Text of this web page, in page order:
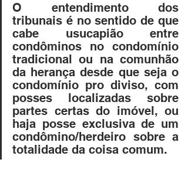
O entendimento dos
tribunais é no sentido de que
cabe usucapião entre
condôminos no condomínio
tradicional ou na comunhão
da herança desde que seja o
condomínio pro diviso, com
posses localizadas sobre
partes certas do imóvel, ou
haja posse exclusiva de um
condômino/herdeiro sobre a
totalidade da coisa comum.